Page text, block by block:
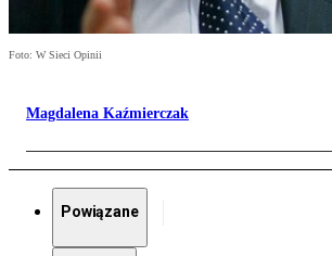
Foto: W Sieci Opinii
Magdalena Kaźmierczak
Powiązane